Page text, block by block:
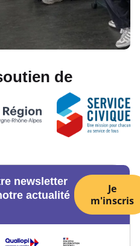
de
newsletter
actualité
Je
m'inscris